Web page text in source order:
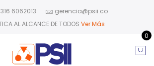
6062013
gerencia@psii.co
AL ALCANCE DE TODOS Ver Más
0